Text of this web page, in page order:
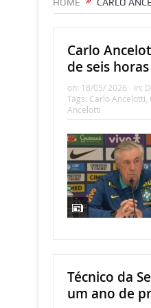
Carlo
de seis
on: 18/05/ 2026 In:
Tags: Carlo Ancelotti
Ancelotti
Técnico da
um ano de